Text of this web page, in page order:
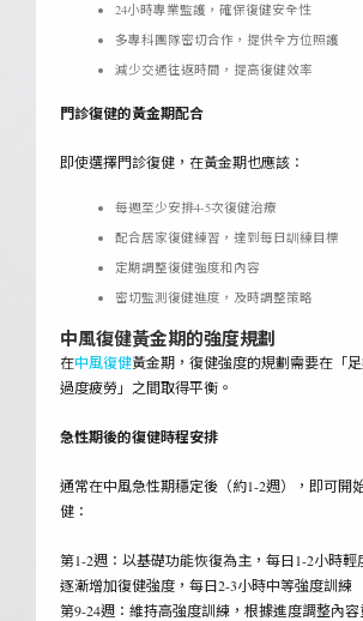
24小時專業監護，確保復健安全性
多專科團隊密切合作，提供全方位照護
減少交通往返時間，提高復健效率
門診復健的黃金期配合
即使選擇門診復健，在黃金期也應該：
每週至少安排4-5次復健治療
配合居家復健練習，達到每日訓練目標
定期調整復健強度和內容
密切監測復健進度，及時調整策略
中風復健黃金期的強度規劃
在中風復健黃金期，復健強度的規劃需要在「
過度疲勞」之間取得平衡。
急性期後的復健時程安排
通常在中風急性期穩定後（約1-2週），即可開
健：
第1-2週：以基礎功能恢復為主，每日1-2小時輕
逐漸增加復健強度，每日2-3小時中等強度訓練
第9-24週：維持高強度訓練，根據進度調整內